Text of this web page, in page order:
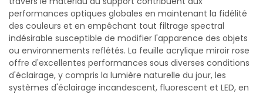
performances optiques globales en maintenant la fidélité
des couleurs et en empêchant tout filtrage spectral
indésirable susceptible de modifier l'apparence des objets
ou environnements reflétés. La feuille acrylique miroir rose
offre d'excellentes performances sous diverses conditions
d'éclairage, y compris la lumière naturelle du jour, les
systèmes d'éclairage incandescent, fluorescent et LED, en